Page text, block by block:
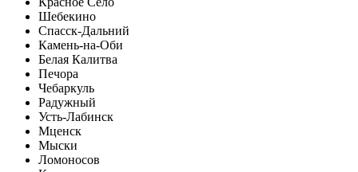
Шебекино
Спасск-Дальний
Камень-на-Оби
Белая Калитва
Печора
Чебаркуль
Радужный
Усть-Лабинск
Мценск
Мыски
Ломоносов